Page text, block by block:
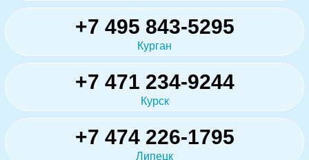
+7 495 843-5295
Курган
+7 471 234-9244
Курск
+7 474 226-1795
Липецк